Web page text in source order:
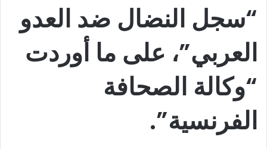
“سجل النضال ضد العدو
العربي”، على ما أوردت
“وكالة الصحافة
الفرنسية”.